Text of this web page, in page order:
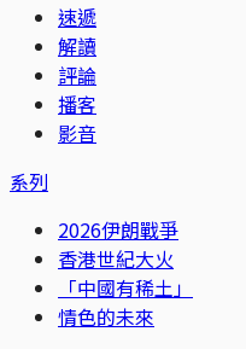
速遞
解讀
評論
播客
影音
系列
2026伊朗戰爭
香港世紀大火
「中國有稀土」
情色的未來